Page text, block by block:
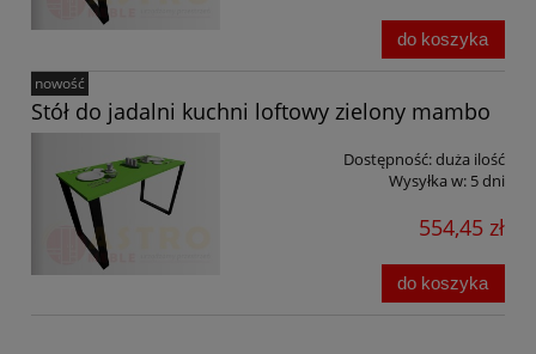
do koszyka
Stół do jadalni kuchni loftowy zielony mambo
Dostępność:duża ilość
Wysyłka w: 5 dni
554,45 zł
do koszyka
nowość